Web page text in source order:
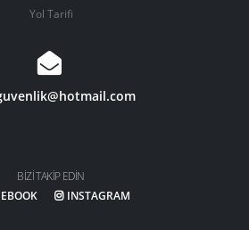
Yol Tarifi
BIZI TAKIP EDIN
INSTAGRAM